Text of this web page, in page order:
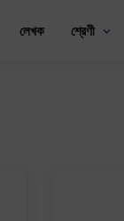
লেখক শ্রেণী